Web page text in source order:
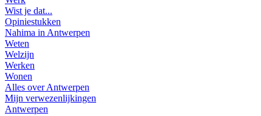
Wist je dat...
Opiniestukken
Nahima in Antwerpen
Weten
Welzijn
Werken
Wonen
Alles over Antwerpen
Mijn verwezenlijkingen
Antwerpen